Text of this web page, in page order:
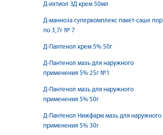
Д-ихтиол ЗД крем 50мл
Д-манноза суперкомплекс пакет-саше пор
по 3,7г № 7
Д-Пантенол крем 5% 50г
Д-Пантенол мазь для наружного
применения 5% 25г №1
Д-Пантенол мазь для наружного
применения 5% 50г
Д-Пантенол Нижфарм мазь для наружного
применения 5% 30г